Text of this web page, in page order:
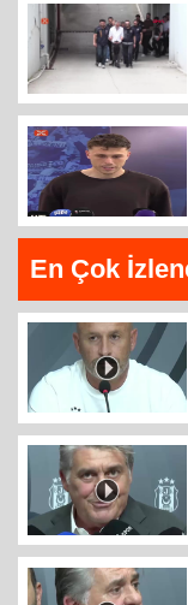
En Çok